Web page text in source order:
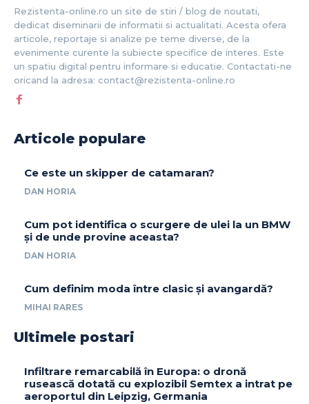
Rezistenta-online.ro un site de stiri / blog de noutati,
dedicat diseminarii de informatii si actualitati. Acesta ofera
articole, reportaje si analize pe teme diverse, de la
evenimente curente la subiecte specifice de interes. Este
un spatiu digital pentru informare si educatie. Contactati-ne
oricand la adresa: contact@rezistenta-online.ro
Articole populare
Ce este un skipper de catamaran?
DAN HORIA
Cum pot identifica o scurgere de ulei la un BMW
și de unde provine aceasta?
DAN HORIA
Cum definim moda între clasic și avangardă?
MIHAI RARES
Ultimele postari
Infiltrare remarcabilă în Europa: o dronă
rusească dotată cu explozibil Semtex a intrat pe
aeroportul din Leipzig, Germania